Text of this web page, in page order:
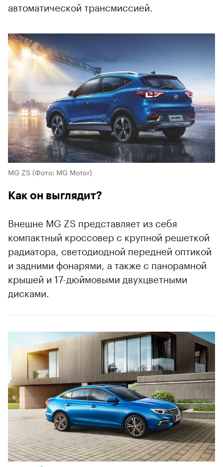
автоматической трансмиссией.
MG ZS (Фото: MG Motor)
Как он выглядит?
Внешне MG ZS представляет из себя
компактный кроссовер с крупной решеткой
радиатора, светодиодной передней оптикой
и задними фонарями, а также с панорамной
крышей и 17-дюймовыми двухцветными
дисками.